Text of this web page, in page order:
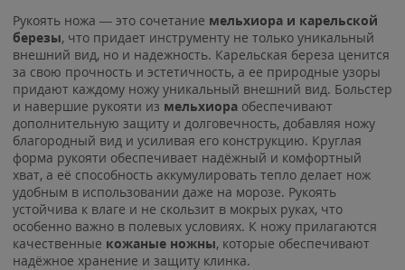
Рукоять ножа — это сочетание мельхиора и карельской
березы, что придает инструменту не только уникальный
внешний вид, но и надежность. Карельская береза ценится
за свою прочность и эстетичность, а ее природные узоры
придают каждому ножу уникальный внешний вид. Больстер
и навершие рукояти из мельхиора обеспечивают
дополнительную защиту и долговечность, добавляя ножу
благородный вид и усиливая его конструкцию. Круглая
форма рукояти обеспечивает надёжный и комфортный
хват, а её способность аккумулировать тепло делает нож
удобным в использовании даже на морозе. Рукоять
устойчива к влаге и не скользит в мокрых руках, что
особенно важно в полевых условиях. К ножу прилагаются
качественные кожаные ножны, которые обеспечивают
надёжное хранение и защиту клинка.